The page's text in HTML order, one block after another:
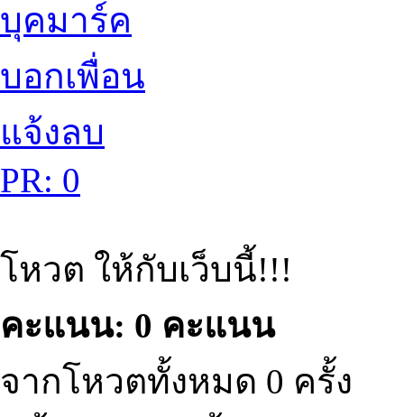
บุคมาร์ค
บอกเพื่อน
แจ้งลบ
PR: 0
โหวต ให้กับเว็บนี้!!!
คะแนน: 0 คะแนน
จากโหวตทั้งหมด 0 ครั้ง